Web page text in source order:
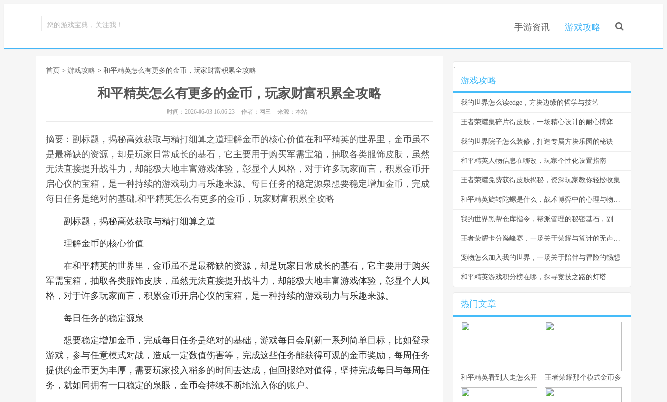
您的游戏宝典，关注我！ 手游资讯 游戏攻略
首页 > 游戏攻略 > 和平精英怎么有更多的金币，玩家财富积累全攻略
和平精英怎么有更多的金币，玩家财富积累全攻略
时间：2026-06-03 16:06:23 作者：网三 来源：本站
摘要：副标题，揭秘高效获取与精打细算之道理解金币的核心价值在和平精英的世界里，金币虽不
是最稀缺的资源，却是玩家日常成长的基石，它主要用于购买军需宝箱，抽取各类服饰皮肤，虽然
无法直接提升战斗力，却能极大地丰富游戏体验，彰显个人风格，对于许多玩家而言，积累金币开
启心仪的宝箱，是一种持续的游戏动力与乐趣来源。每日任务的稳定源泉想要稳定增加金币，完成
每日任务是绝对的基础,和平精英怎么有更多的金币，玩家财富积累全攻略
副标题，揭秘高效获取与精打细算之道
理解金币的核心价值
在和平精英的世界里，金币虽不是最稀缺的资源，却是玩家日常成长的基石，它主要用于购买
军需宝箱，抽取各类服饰皮肤，虽然无法直接提升战斗力，却能极大地丰富游戏体验，彰显个人风
格，对于许多玩家而言，积累金币开启心仪的宝箱，是一种持续的游戏动力与乐趣来源。
每日任务的稳定源泉
想要稳定增加金币，完成每日任务是绝对的基础，游戏每日会刷新一系列简单目标，比如登录
游戏，参与任意模式对战，造成一定数值伤害等，完成这些任务能获得可观的金币奖励，每周任务
提供的金币更为丰厚，需要玩家投入稍多的时间去达成，但回报绝对值得，坚持完成每日与每周任
务，就如同拥有一口稳定的泉眼，金币会持续不断地流入你的账户。
.
游戏攻略
我的世界怎么读edge，方块边缘的哲学与技艺
王者荣耀集碎片得皮肤，一场精心设计的耐心博弈
我的世界院子怎么装修，打造专属方块乐园的秘诀
和平精英人物信息在哪改，玩家个性化设置指南
王者荣耀免费获得皮肤揭秘，资深玩家教你轻松收集
和平精英旋转陀螺是什么，战术博弈中的心理与物理轴心
我的世界黑帮仓库指令，帮派管理的秘密基石，副标题，指令构筑的地下秩序与财富堡垒
王者荣耀卡分巅峰赛，一场关于荣耀与算计的无声战争
宠物怎么加入我的世界，一场关于陪伴与冒险的畅想
和平精英游戏积分榜在哪，探寻竞技之路的灯塔
热门文章
和平精英看到人走怎么开枪，冷静瞄准与节奏掌控的艺术，副标题
王者荣耀那个模式金币多，揭秘高效积